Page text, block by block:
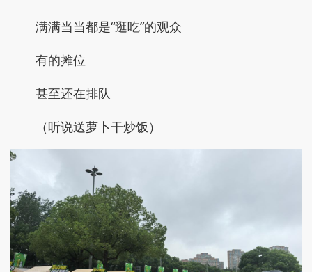
满满当当都是“逛吃”的观众
有的摊位
甚至还在排队
（听说送萝卜干炒饭）